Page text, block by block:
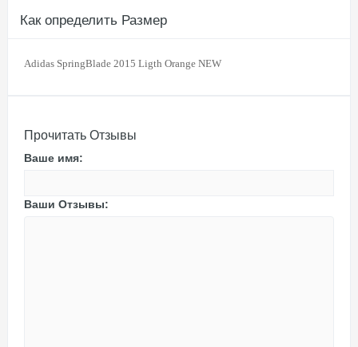
Как определить Размер
Adidas SpringBlade 2015 Ligth Orange NEW
Прочитать Отзывы
Ваше имя:
Ваши Отзывы: